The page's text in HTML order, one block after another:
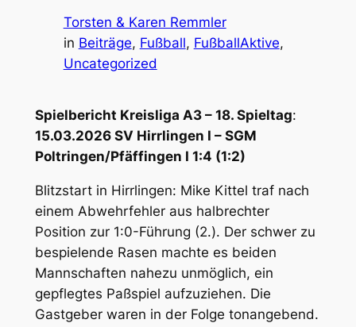
Torsten & Karen Remmler
in Beiträge, Fußball, FußballAktive
Uncategorized
Spielbericht Kreisliga A3 – 18. Spieltag:
15.03.2026 SV Hirrlingen I – SGM
Poltringen/Pfäffingen I 1:4 (1:2)
Blitzstart in Hirrlingen: Mike Kittel traf nach
einem Abwehrfehler aus halbrechter
Position zur 1:0-Führung (2.). Der schwer zu
bespielende Rasen machte es beiden
Mannschaften nahezu unmöglich, ein
gepflegtes Paßspiel aufzuziehen. Die
Gastgeber waren in der Folge tonangebend.